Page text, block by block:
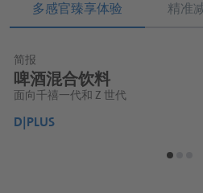
多感官臻享体验 精准
简报
啤酒混合饮料
面向千禧一代和 Z 世代
D|PLUS
简报
低糖啤酒混合饮料
具有平衡的味觉美学和甜感补偿
D|PLUS
简报
非酒精啤酒和啤酒混合饮料
减少酒精含量，而不影响口感
D|PLUS